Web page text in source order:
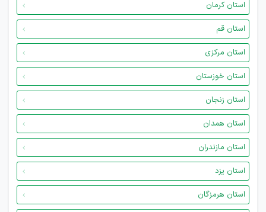
استان کرمان
استان قم
استان مرکزی
استان خوزستان
استان زنجان
استان همدان
استان مازندران
استان یزد
استان هرمزگان